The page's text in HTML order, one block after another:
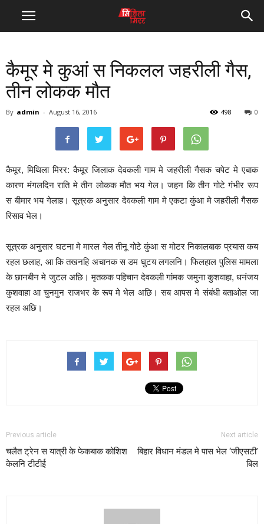
कैमूर मे कुआं स निकलल जहरीली गैस,
तीन लोकक मौत
By admin - August 16, 2016 0
498
कैमूर, मिथिला मिरर: कैमूर जिलाक देवकली गाम मे जहरीली गैसक चपेट मे एबाक
कारण मंगलदिन राति मे तीन लोकक मौत भय गेल। जहन कि तीन गोटे गंभीर रूप
स बीमार भय गेलाह। सूत्रक अनुसार देवकली गाम मे एकटा कुंआ मे जहरीली गैसक
रिसाव भेल।
सूत्रक अनुसार घटना मे मारल गेल तीनू गोटे कुंआ स मोटर निकालबाक प्रयास कय
रहल छलाह, आ कि तखनहि अचानक स डम घुटय लगलनि। फिलहाल पुलिस मामला
के छानबीन मे जुटल अछि। मृतकक पहिचान देवकली गांमक जमुना कुशवाहा, धनंजय
कुशवाहा आ चुनमुन राजभर के रूप मे भेल अछि। सब आपस मे संबंधी बताओल जा
रहल अछि।
Previous article
चलैत ट्रेन स यात्री के फेकबाक कोशिश
केलनि टीटीई
Next article
बिहार विधान मंडल मे पास भेल ‘जीएसटी’
बिल